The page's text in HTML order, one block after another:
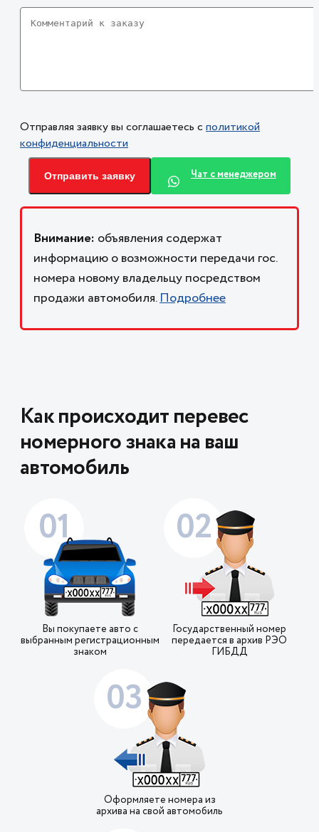
Отправляя заявку вы соглашаетесь сполитикой
конфиденциальности
Отправить заявку Чат с менеджером
Внимание: объявления содержат
информацию о возможности передачи гос.
номера новому владельцу посредством
продажи автомобиля.Подробнее
Как происходит перевес
номерного знака на ваш
автомобиль
01
Вы покупаете авто с
выбранным регистрационным
знаком
02
Государственный номер
передается в архив РЭО
ГИБДД
03
Оформляете номера из
архива на свой автомобиль